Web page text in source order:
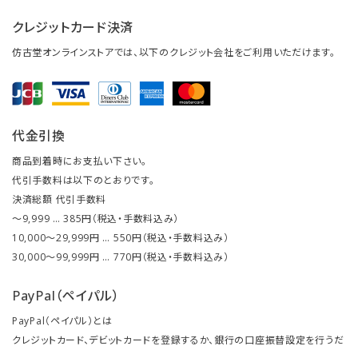
クレジットカード決済
仿古堂オンラインストアでは、以下のクレジット会社をご利用いただけます。
代金引換
商品到着時にお支払い下さい。
代引手数料は以下のとおりです。
決済総額 代引手数料
～9,999 … 385円（税込・手数料込み）
10,000～29,999円 … 550円（税込・手数料込み）
30,000～99,999円 … 770円（税込・手数料込み）
PayPal（ペイパル）
PayPal（ペイパル）とは
クレジットカード、デビットカードを登録するか、銀行の口座振替設定を行うだ